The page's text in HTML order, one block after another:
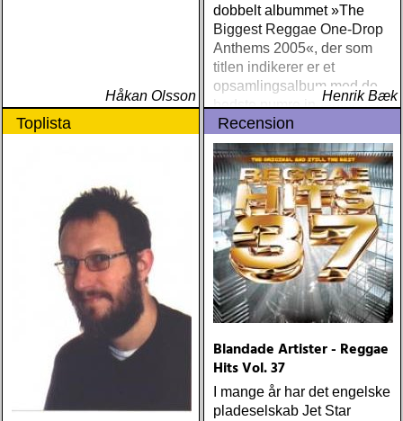
Håkan Olsson
dobbelt albummet »The
Biggest Reggae One-Drop
Anthems 2005«, der som
titlen indikerer er et
opsamlingsalbum med de
bedste numre indenfor den
populære reggaestil kaldet
one-drop
Henrik Bæk
Toplista Recension
Blandade Artister - Reggae
Hits Vol. 37
I mange år har det engelske
pladeselskab Jet Star